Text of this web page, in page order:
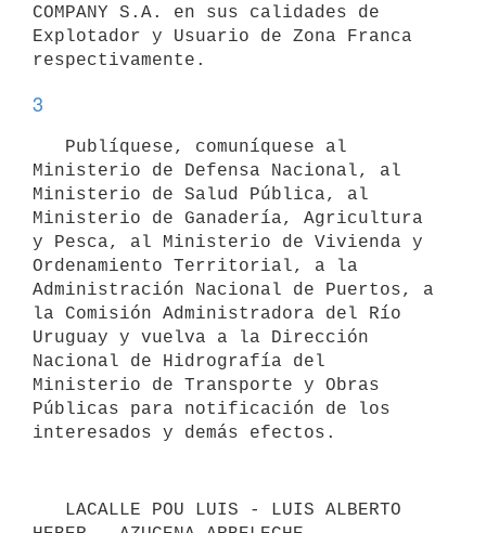
COMPANY S.A. en sus calidades de
Explotador y Usuario de Zona Franca
3
Ministerio de Defensa Nacional, al
Ministerio de Salud Pública, al
Ministerio de Ganadería, Agricultura
y Pesca, al Ministerio de Vivienda y
Ordenamiento Territorial, a la
Administración Nacional de Puertos, a
la Comisión Administradora del Río
Uruguay y vuelva a la Dirección
Nacional de Hidrografía del
Ministerio de Transporte y Obras
Públicas para notificación de los